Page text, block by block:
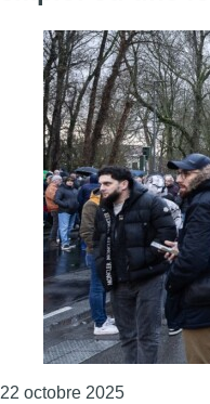
22 octobre 2025Consulter